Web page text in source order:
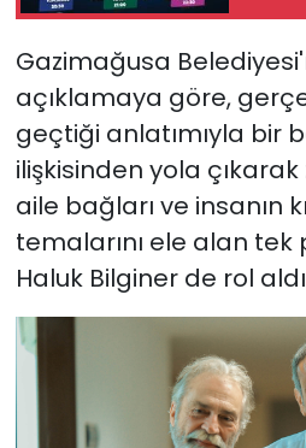
Gazimağusa
açıklamaya göre,
geçtiği anlatımıyla bir
ilişkisinden yola çıkarak
aile bağları ve insanın
temalarını ele alan
Haluk Bilginer de rol